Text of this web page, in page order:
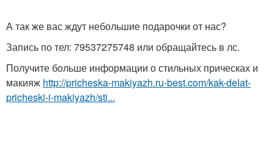
А так же вас ждут небольшие подарочки от нас?
Запись по тел: 79537275748 или обращайтесь в лс.
Получите больше информации о стильных прическах и
макияж http://pricheska-makiyazh.ru-best.com/kak-delat-
pricheski-i-makiyazh/sti...